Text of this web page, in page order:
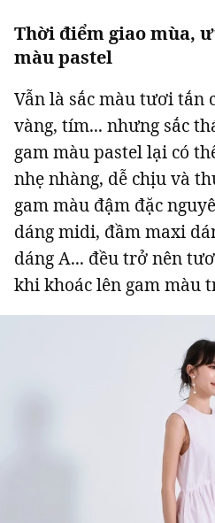
Thời điểm giao mùa,
màu pastel
Vẫn là sắc màu tươi tắn
vàng, tím... nhưng sắc
gam màu pastel lại có
nhẹ nhàng, dễ chịu và
gam màu đậm đặc
dáng midi, đầm maxi
dáng A... đều trở nên
khi khoác lên gam màu